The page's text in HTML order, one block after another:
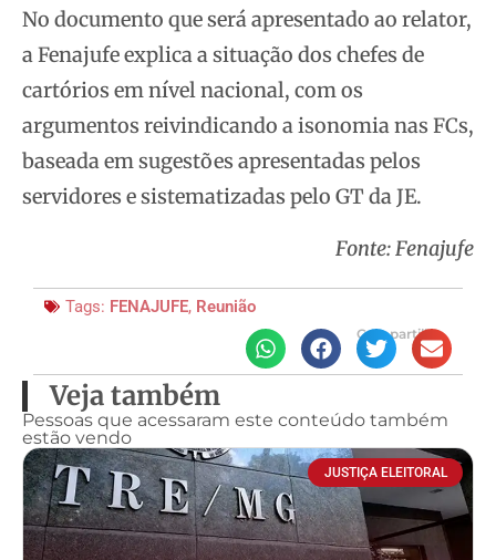
No documento que será apresentado ao relator,
a Fenajufe explica a situação dos chefes de
cartórios em nível nacional, com os
argumentos reivindicando a isonomia nas FCs,
baseada em sugestões apresentadas pelos
servidores e sistematizadas pelo GT da JE.
Fonte: Fenajufe
Tags: FENAJUFE, Reunião
Compartilhe
Veja também
Pessoas que acessaram este conteúdo também
estão vendo
JUSTIÇA ELEITORAL